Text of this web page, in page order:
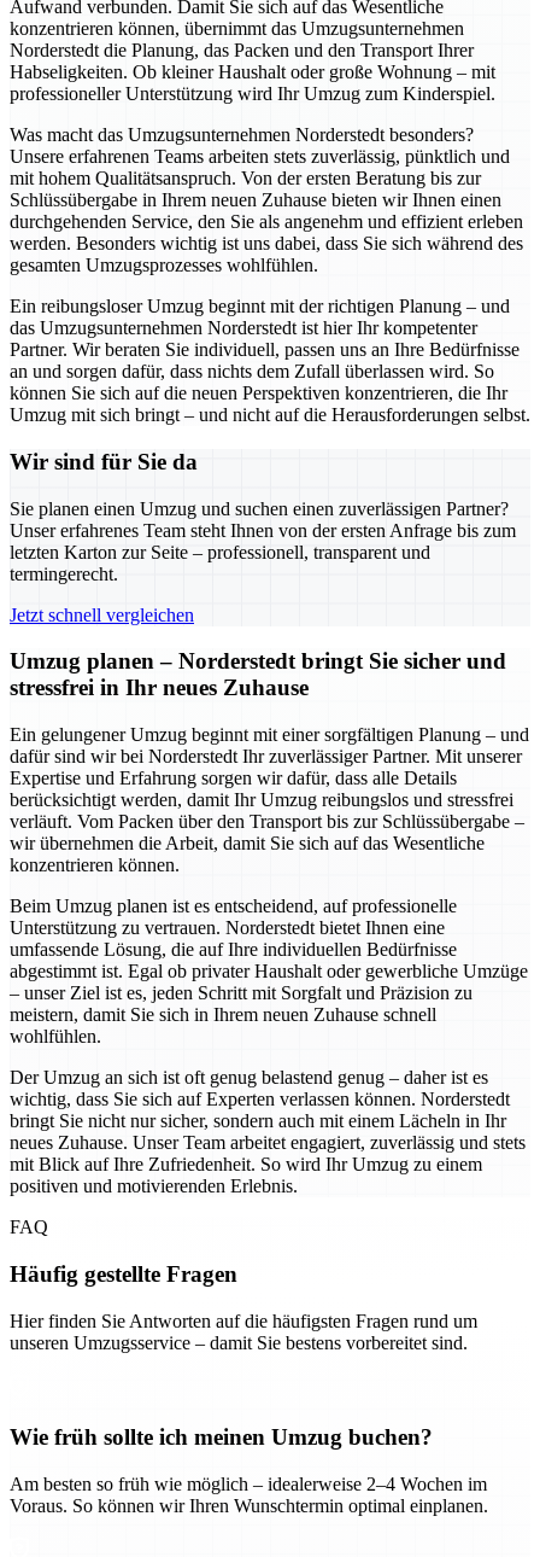
Aufwand verbunden. Damit Sie sich auf das Wesentliche
konzentrieren können, übernimmt das Umzugsunternehmen
Norderstedt die Planung, das Packen und den Transport Ihrer
Habseligkeiten. Ob kleiner Haushalt oder große Wohnung – mit
professioneller Unterstützung wird Ihr Umzug zum Kinderspiel.
Was macht das Umzugsunternehmen Norderstedt besonders?
Unsere erfahrenen Teams arbeiten stets zuverlässig, pünktlich und
mit hohem Qualitätsanspruch. Von der ersten Beratung bis zur
Schlüssübergabe in Ihrem neuen Zuhause bieten wir Ihnen einen
durchgehenden Service, den Sie als angenehm und effizient erleben
werden. Besonders wichtig ist uns dabei, dass Sie sich während des
gesamten Umzugsprozesses wohlfühlen.
Ein reibungsloser Umzug beginnt mit der richtigen Planung – und
das Umzugsunternehmen Norderstedt ist hier Ihr kompetenter
Partner. Wir beraten Sie individuell, passen uns an Ihre Bedürfnisse
an und sorgen dafür, dass nichts dem Zufall überlassen wird. So
können Sie sich auf die neuen Perspektiven konzentrieren, die Ihr
Umzug mit sich bringt – und nicht auf die Herausforderungen selbst.
Wir sind für Sie da
Sie planen einen Umzug und suchen einen zuverlässigen Partner?
Unser erfahrenes Team steht Ihnen von der ersten Anfrage bis zum
letzten Karton zur Seite – professionell, transparent und
termingerecht.
Jetzt schnell vergleichen
Umzug planen – Norderstedt bringt Sie sicher und
stressfrei in Ihr neues Zuhause
Ein gelungener Umzug beginnt mit einer sorgfältigen Planung – und
dafür sind wir bei Norderstedt Ihr zuverlässiger Partner. Mit unserer
Expertise und Erfahrung sorgen wir dafür, dass alle Details
berücksichtigt werden, damit Ihr Umzug reibungslos und stressfrei
verläuft. Vom Packen über den Transport bis zur Schlüssübergabe –
wir übernehmen die Arbeit, damit Sie sich auf das Wesentliche
konzentrieren können.
Beim Umzug planen ist es entscheidend, auf professionelle
Unterstützung zu vertrauen. Norderstedt bietet Ihnen eine
umfassende Lösung, die auf Ihre individuellen Bedürfnisse
abgestimmt ist. Egal ob privater Haushalt oder gewerbliche Umzüge
– unser Ziel ist es, jeden Schritt mit Sorgfalt und Präzision zu
meistern, damit Sie sich in Ihrem neuen Zuhause schnell
wohlfühlen.
Der Umzug an sich ist oft genug belastend genug – daher ist es
wichtig, dass Sie sich auf Experten verlassen können. Norderstedt
bringt Sie nicht nur sicher, sondern auch mit einem Lächeln in Ihr
neues Zuhause. Unser Team arbeitet engagiert, zuverlässig und stets
mit Blick auf Ihre Zufriedenheit. So wird Ihr Umzug zu einem
positiven und motivierenden Erlebnis.
FAQ
Häufig gestellte Fragen
Hier finden Sie Antworten auf die häufigsten Fragen rund um
unseren Umzugsservice – damit Sie bestens vorbereitet sind.
Wie früh sollte ich meinen Umzug buchen?
Am besten so früh wie möglich – idealerweise 2–4 Wochen im
Voraus. So können wir Ihren Wunschtermin optimal einplanen.